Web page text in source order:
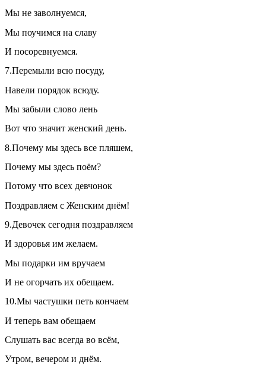
Мы не заволнуемся,
Мы поучимся на славу
И посоревнуемся.
7.Перемыли всю посуду,
Навели порядок всюду.
Мы забыли слово лень
Вот что значит женский день.
8.Почему мы здесь все пляшем,
Почему мы здесь поём?
Потому что всех девчонок
Поздравляем с Женским днём!
9.Девочек сегодня поздравляем
И здоровья им желаем.
Мы подарки им вручаем
И не огорчать их обещаем.
10.Мы частушки петь кончаем
И теперь вам обещаем
Слушать вас всегда во всём,
Утром, вечером и днём.